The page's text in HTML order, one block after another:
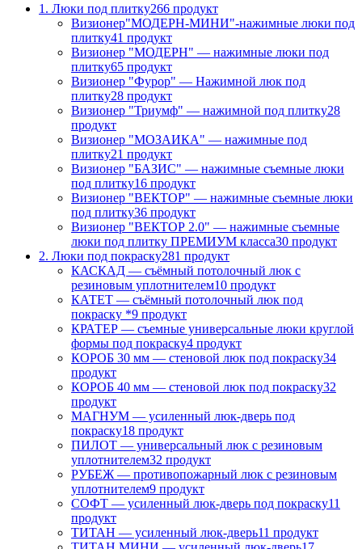
1. Люки под плитку266 продукт
Визионер"МОДЕРН-МИНИ"-нажимные люки под
плитку41 продукт
Визионер "МОДЕРН" — нажимные люки под
плитку65 продукт
Визионер "Фурор" — Нажимной люк под
плитку28 продукт
Визионер "Триумф" — нажимной под плитку28
продукт
Визионер "МОЗАИКА" — нажимные под
плитку21 продукт
Визионер "БАЗИС" — нажимные съемные люки
под плитку16 продукт
Визионер "ВЕКТОР" — нажимные съемные люки
под плитку36 продукт
Визионер "ВЕКТОР 2.0" — нажимные съемные
люки под плитку ПРЕМИУМ класса30 продукт
2. Люки под покраску281 продукт
КАСКАД — съёмный потолочный люк с
резиновым уплотнителем10 продукт
КАТЕТ — съёмный потолочный люк под
покраску *9 продукт
КРАТЕР — съемные универсальные люки круглой
формы под покраску4 продукт
КОРОБ 30 мм — стеновой люк под покраску34
продукт
КОРОБ 40 мм — стеновой люк под покраску32
продукт
МАГНУМ — усиленный люк-дверь под
покраску18 продукт
ПИЛОТ — универсальный люк с резиновым
уплотнителем32 продукт
РУБЕЖ — противопожарный люк с резиновым
уплотнителем9 продукт
СОФТ — усиленный люк-дверь под покраску11
продукт
ТИТАН — усиленный люк-дверь11 продукт